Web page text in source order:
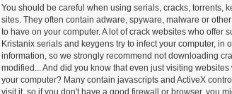
You should be careful when using serials, cracks, torrents,
sites. They often contain adware, spyware, malware or
to have on your computer. A lot of crack websites who offer
Kristanix serials and keygens try to infect your computer, in
information, so we strongly recommend not downloading
modified... And did you know that even just visiting
your computer? Many contain javascripts and ActiveX
visit it, so if you don't have a good firewall or browser, you